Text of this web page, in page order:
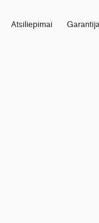
Atsiliepimai